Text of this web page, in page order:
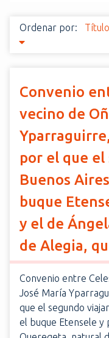
Ordenar por: Título
Convenio
vecino de
por el que el
Buenos
buque
y el de
de Alegia,
Convenio entre
José María
que el segundo
el buque Etensele y